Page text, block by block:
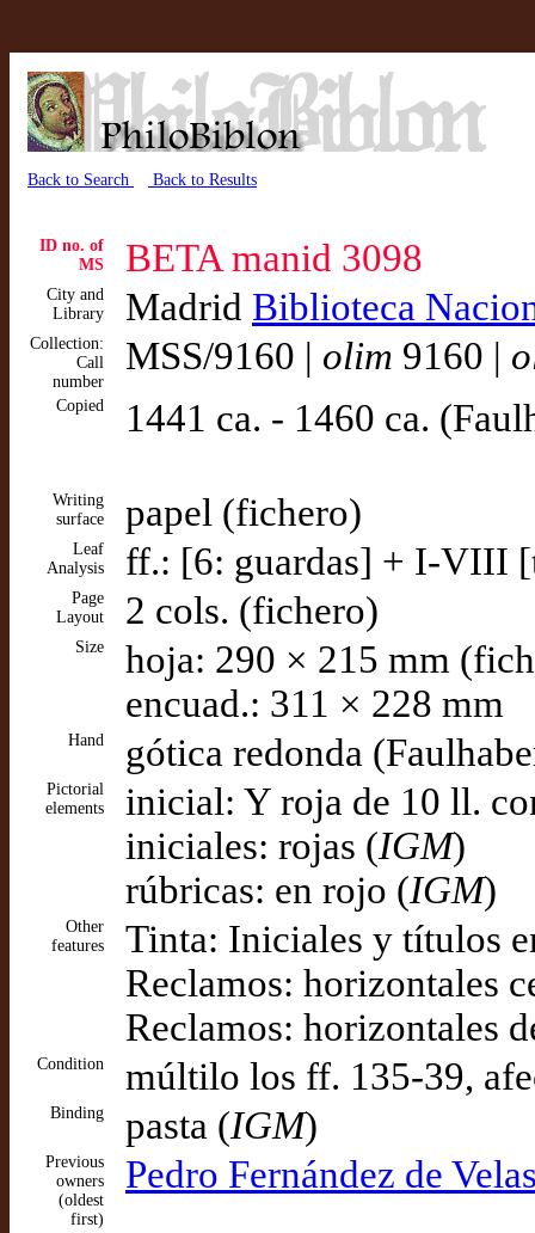
Back to Search Back to Results
ID no. of
MS
BETA manid 3098
City and
Library
Madrid Biblioteca
Collection:
Call
number
MSS/9160 | olim 9160 |
Copied 1441 ca. - 1460 ca.
Writing
surface
papel (fichero)
Leaf
Analysis
ff.: [6: guardas] + I-VIII
Page
Layout
2 cols. (fichero)
Size
hoja: 290 × 215 mm
encuad.: 311 × 228 mm
Hand gótica redonda
Pictorial
elements
inicial: Y roja de 10 ll.
iniciales: rojas (IGM)
rúbricas: en rojo (IGM)
Other
features
Tinta: Iniciales y títulos
Reclamos: horizontales
Reclamos: horizontales
Condition múltilo los ff. 135-39,
Binding pasta (IGM)
Previous
owners
(oldest
first)
Pedro Fernández de